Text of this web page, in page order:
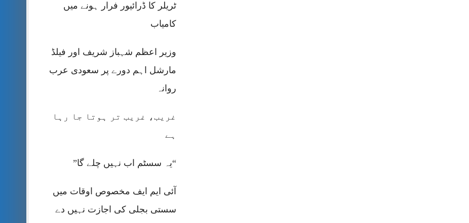
ٹریلر کا ڈرائیور فرار ہونے میں
کامیاب
وزیر اعظم شہباز شریف اور فیلڈ
مارشل اہم دورے پر سعودی عرب
روانہ
غریب، غریب تر ہوتا جا رہا
ہے
“یہ سسٹم اب نہیں چلے گا”
آئی ایم ایف مخصوص اوقات میں
سستی بجلی کی اجازت نہیں دے